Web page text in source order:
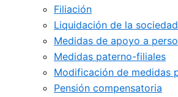
Filiación
Liquidación de la
Medidas de apoyo a
Medidas paterno-filiales
Modificación de medidas
Pensión compensatoria